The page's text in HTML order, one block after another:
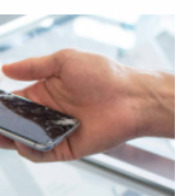
了解，李姓駕駛表
將車輛送修，駕駛
火。至於詳細事故
籲，駕駛人行駛前
留意車上狀況，遇
車輛駛至安全處